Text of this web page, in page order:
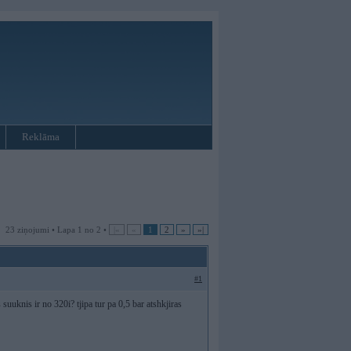
Reklāma
23 ziņojumi • Lapa 1 no 2 • |« « 1 2 » »|
#1
ir no 320i? tjipa tur pa 0,5 bar atshkjiras